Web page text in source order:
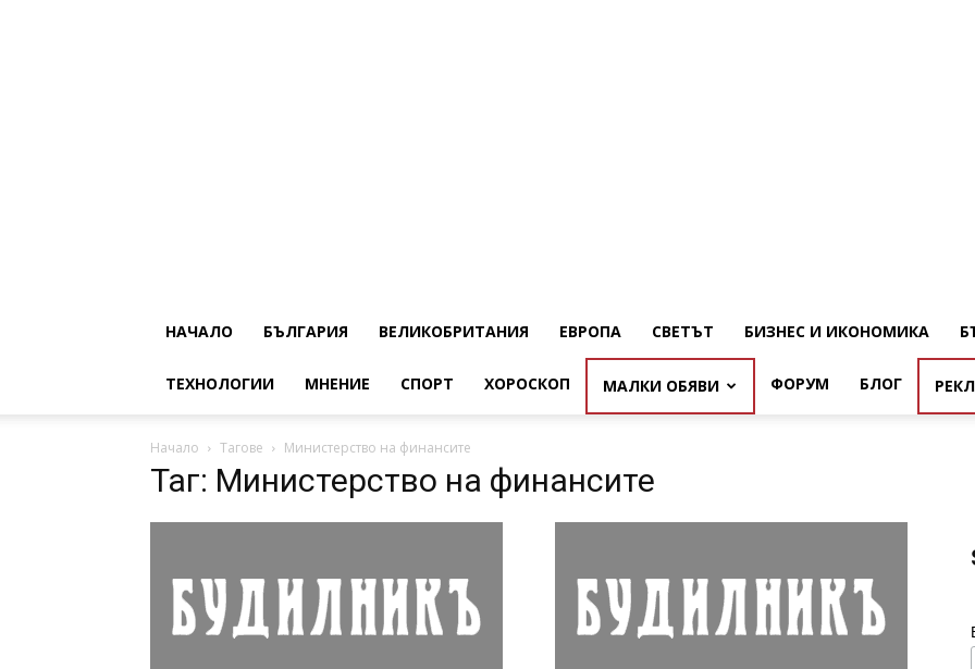
НАЧАЛО БЪЛГАРИЯ ВЕЛИКОБРИТАНИЯ ЕВРОПА СВЕТЪТ БИЗНЕС И ИКОНОМИКА
ТЕХНОЛОГИИ МНЕНИЕ СПОРТ ХОРОСКОП МАЛКИ ОБЯВИ ФОРУМ БЛОГ
Начало Тагове Министерство на финансите
Таг: Министерство на финансите